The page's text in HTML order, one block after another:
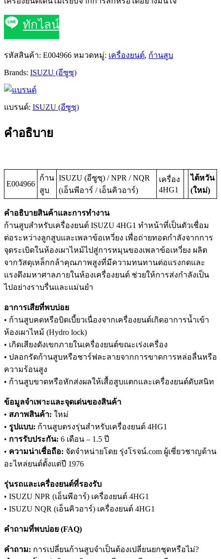
ทักไลน์
รหัสสินค้า: E004966 หมวดหมู่: เครื่องยนต์, ก้านสูบ
Brands: ISUZU (อีซูซุ)
แบรนด์: ISUZU (อีซูซุ)
คำอธิบาย
E004966
ก้าน
สูบ
ISUZU (อีซูซุ) / NPR / NQR
(เอ็นพีอาร์ / เอ็นคิวอาร์)
เครื่อง
4HG1
ไต้หวัน
(ใหม่)
คำอธิบายสินค้าและการทำงาน
ก้านสูบสำหรับเครื่องยนต์ ISUZU 4HG1 ทำหน้าที่เป็นตัวเชื่อม
ต่อระหว่างลูกสูบและเพลาข้อเหวี่ยง เพื่อถ่ายทอดกำลังจากการ
จุดระเบิดในห้องเผาไหม้ไปสู่การหมุนของเพลาข้อเหวี่ยง ผลิต
จากวัสดุเหล็กกล้าคุณภาพสูงที่มีความทนทานต่อแรงกดและ
แรงดึงมหาศาลภายในห้องเครื่องยนต์ ช่วยให้การส่งกำลังเป็น
ไปอย่างราบรื่นและแม่นยำ
อาการเสียที่พบบ่อย
• ก้านสูบคดหรือบิดเบี้ยวเนื่องจากเครื่องยนต์เกิดอาการน้ำเข้า
ห้องเผาไหม้ (Hydro lock)
• เกิดเสียงดังเขกภายในเครื่องยนต์ขณะเร่งเครื่อง
• ปลอกรัดก้านสูบหรือชาร์ฟละลายจากการขาดการหล่อลื่นหรือ
ความร้อนสูง
• ก้านสูบขาดหรือหักส่งผลให้เสื้อสูบแตกและเครื่องยนต์ดับสนิท
ข้อมูลจำเพาะและจุดเด่นของสินค้า
• สภาพสินค้า: ใหม่
• รูปแบบ: ก้านสูบตรงรุ่นสำหรับเครื่องยนต์ 4HG1
• การรับประกัน: 6 เดือน – 1.5 ปี
• ความน่าเชื่อถือ: จัดจำหน่ายโดย รุ่งโรจน์.com ผู้เชี่ยวชาญด้าน
อะไหล่ยนต์ตั้งแต่ปี 1976
รุ่นรถและเครื่องยนต์ที่รองรับ
• ISUZU NPR (เอ็นพีอาร์) เครื่องยนต์ 4HG1
• ISUZU NQR (เอ็นคิวอาร์) เครื่องยนต์ 4HG1
คำถามที่พบบ่อย (FAQ)
คำถาม: การเปลี่ยนก้านสูบจำเป็นต้องเปลี่ยนยกชุดหรือไม่?